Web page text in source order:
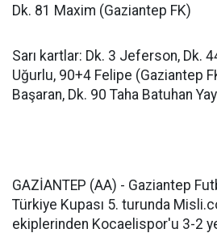
Dk. 81 Maxim (Gaziantep FK)
Sarı kartlar: Dk. 3 Jeferson, Dk.
Uğurlu, 90+4 Felipe (Gaziantep
Başaran, Dk. 90 Taha Batuhan
GAZİANTEP (AA) - Gaziantep
Türkiye Kupası 5. turunda
ekiplerinden Kocaelispor'u 3-2